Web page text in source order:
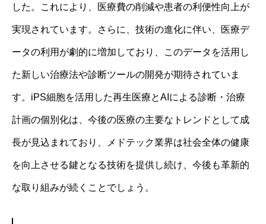
した。これにより、医療費の削減や患者の利便性向上が
実現されています。さらに、技術の進化に伴い、医療デ
ータの利用が劇的に増加しており、このデータを活用し
た新しい治療法や診断ツールの開発が期待されていま
す。iPS細胞を活用した再生医療とAIによる診断・治療
計画の個別化は、今後の医療の主要なトレンドとして成
長が見込まれており、メドテック業界は社会全体の健康
を向上させる鍵となる技術を提供し続け、今後も革新的
な取り組みが続くことでしょう。